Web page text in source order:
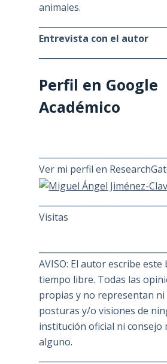
animales.
Entrevista con el autor
Perfil en Google
Académico
Ver mi perfil en
Visitas
AVISO: El autor escribe este
tiempo libre. Todas las
propias y no representan ni
posturas y/o visiones de
institución oficial ni consejo
alguno.